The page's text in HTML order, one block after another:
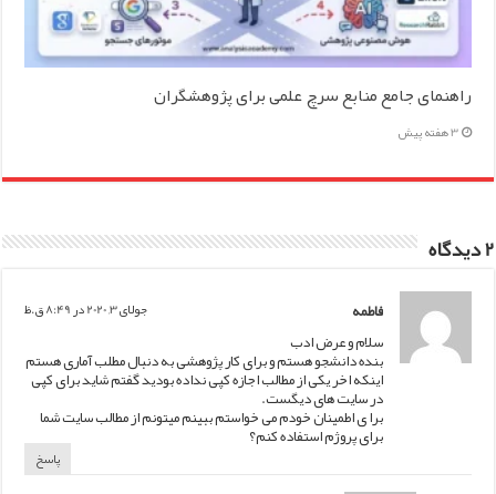
راهنمای جامع منابع سرچ علمی برای پژوهشگران
3 هفته پیش
2 دیدگاه
فاطمه جولای 3, 2020 در 8:49 ق.ظ
سلام و عرض ادب
بنده دانشجو هستم و برای کار پژوهشی به دنبال مطلب آماری هستم
اینکه اخر یکی از مطالب اجازه کپی نداده بودید گفتم شاید برای کپی
در سایت های دیگست.
برا ی اطمینان خودم می خواستم ببینم میتونم از مطالب سایت شما
برای پروژم استفاده کنم؟
پاسخ